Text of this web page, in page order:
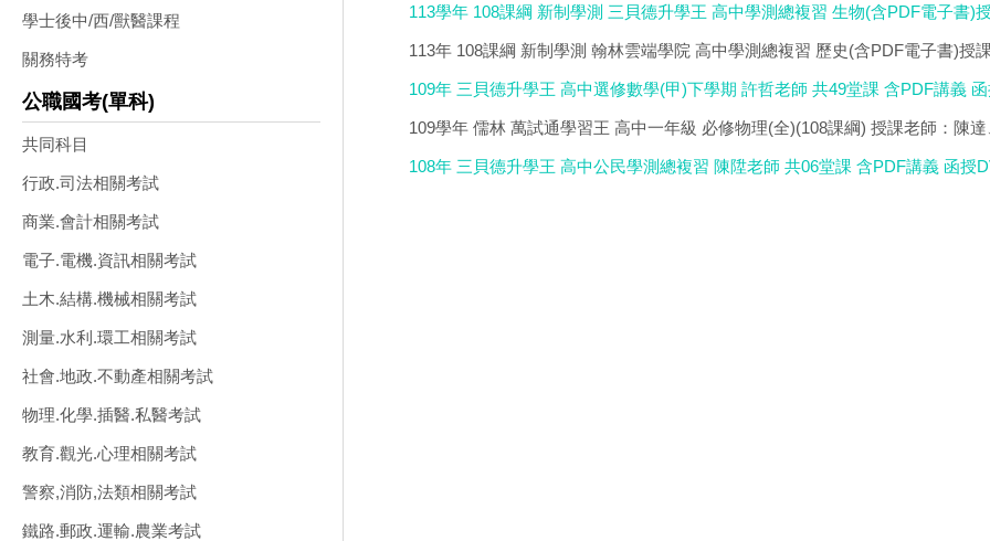
學士後中/西/獸醫課程
關務特考
公職國考(單科)
共同科目
行政.司法相關考試
商業.會計相關考試
電子.電機.資訊相關考試
土木.結構.機械相關考試
測量.水利.環工相關考試
社會.地政.不動產相關考試
物理.化學.插醫.私醫考試
教育.觀光.心理相關考試
警察,消防,法類相關考試
鐵路.郵政.運輸.農業考試
113學年 108課綱 新制學測 三貝德升學王 高中學測總複習 生物(含PDF電子書)
113年 108課綱 新制學測 翰林雲端學院 高中學測總複習 歷史(含PDF電子書)授
109年 三貝德升學王 高中選修數學(甲)下學期 許哲老師 共49堂課 含PDF講義
109學年 儒林 萬試通學習王 高中一年級 必修物理(全)(108課綱) 授課老師：陳
108年 三貝德升學王 高中公民學測總複習 陳陞老師 共06堂課 含PDF講義 函授